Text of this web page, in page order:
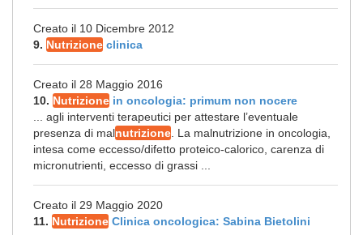
Creato il 10 Dicembre 2012
9. Nutrizione clinica
Creato il 28 Maggio 2016
10. Nutrizione in oncologia: primum non nocere
... agli interventi terapeutici per attestare l’eventuale
presenza di malnutrizione . La malnutrizione in oncologia,
intesa come eccesso/difetto proteico-calorico, carenza di
micronutrienti, eccesso di grassi ...
Creato il 29 Maggio 2020
11. Nutrizione Clinica oncologica: Sabina Bietolini